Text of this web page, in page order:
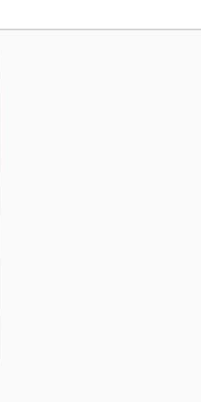
আটক
নারী নিহত